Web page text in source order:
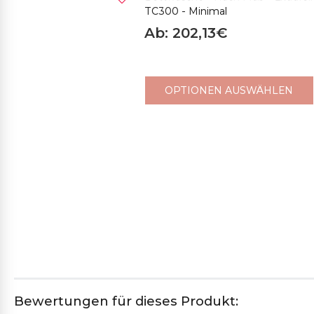
325SP DUNKELBLAU
453M MITTELGRÜN 27SP BLAUGRÜN
TC300 - Minimal
Ab: 202,13€
OPTIONEN AUSWÄHLEN
Bewertungen für dieses Produkt: